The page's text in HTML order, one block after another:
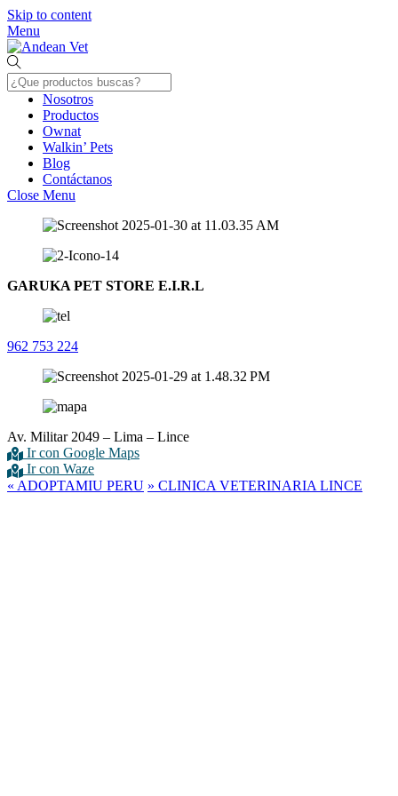
Skip to content
Menu
Nosotros
Productos
Ownat
Walkin’ Pets
Blog
Contáctanos
Close Menu
GARUKA PET STORE E.I.R.L
962 753 224
Av. Militar 2049 – Lima – Lince
Ir con Google Maps
Ir con Waze
« ADOPTAMIU PERU » CLINICA VETERINARIA LINCE